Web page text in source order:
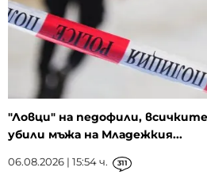
"Ловци" на педофили,
убили мъжа на Младежкия...
06.08.2026 | 15:54 ч. 311